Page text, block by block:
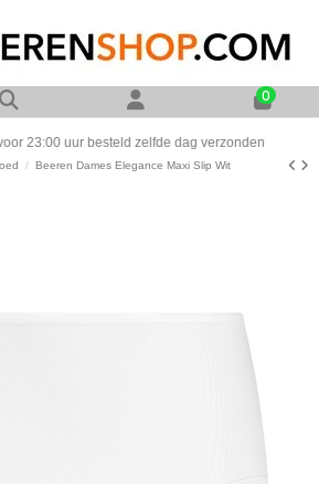
0
23:00 uur besteld zelfde dag verzonden
Beeren Dames Elegance Maxi Slip Wit